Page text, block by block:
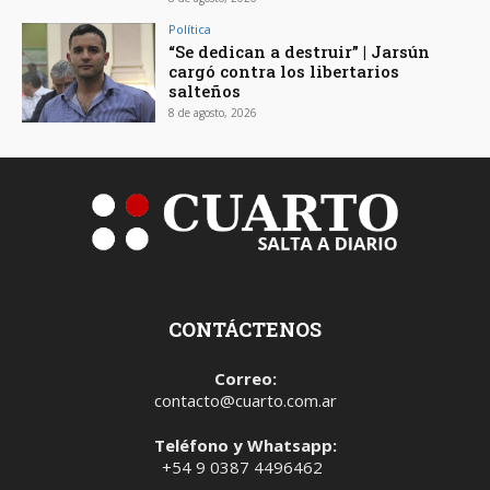
Política
“Se dedican a destruir” | Jarsún
cargó contra los libertarios
salteños
8 de agosto, 2026
CONTÁCTENOS
Correo:
contacto@cuarto.com.ar
Teléfono y Whatsapp:
+54 9 0387 4496462